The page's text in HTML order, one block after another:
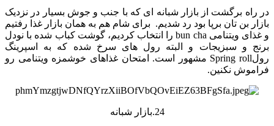
در راه برگشت از بازار شبانه ای که با جنب و جوش بسیار در نزدیک
بازار بن تان برپا بود رد شدیم. برای شام هم به همان بازار غذا رفتیم
و غذای ویتنامی bun cha را انتخاب کردیم، گوشت کباب شده با نودل
برنج و سبزیجات و البته رول های سرخ شده که به اسپرینگ
رولSpring roll مشهور است. امتحان غذاهای خوشمزه ویتنامی رو
فراموش نکنین.
24.بازار شبانه